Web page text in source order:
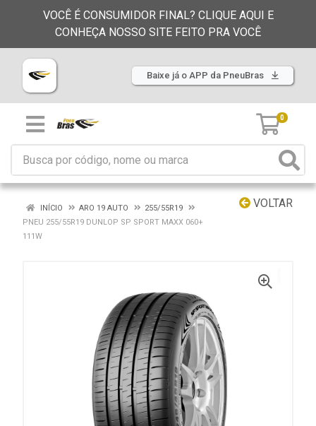
VOCÊ É CONSUMIDOR FINAL? CLIQUE AQUI E
CONHEÇA NOSSO SITE FEITO PRA VOCÊ
Baixe já o APP da PneuBras
0
VOLTAR
INÍCIO ARO 19 AUTO
255/55R19
PNEU 255/55R19 DUNLOP SP SPORT MAXX 060+
111W